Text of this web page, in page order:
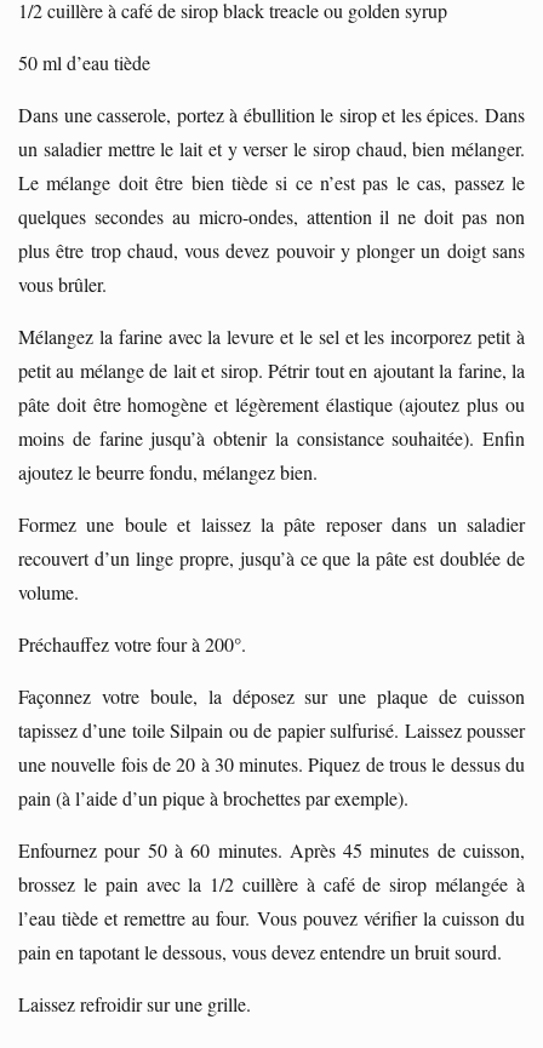
1/2 cuillère à café de sirop black treacle ou golden syrup
50 ml d’eau tiède
Dans une casserole, portez à ébullition le sirop et les épices. Dans
un saladier mettre le lait et y verser le sirop chaud, bien mélanger.
Le mélange doit être bien tiède si ce n’est pas le cas, passez le
quelques secondes au micro-ondes, attention il ne doit pas non
plus être trop chaud, vous devez pouvoir y plonger un doigt sans
vous brûler.
Mélangez la farine avec la levure et le sel et les incorporez petit à
petit au mélange de lait et sirop. Pétrir tout en ajoutant la farine, la
pâte doit être homogène et légèrement élastique (ajoutez plus ou
moins de farine jusqu’à obtenir la consistance souhaitée). Enfin
ajoutez le beurre fondu, mélangez bien.
Formez une boule et laissez la pâte reposer dans un saladier
recouvert d’un linge propre, jusqu’à ce que la pâte est doublée de
volume.
Préchauffez votre four à 200°.
Façonnez votre boule, la déposez sur une plaque de cuisson
tapissez d’une toile Silpain ou de papier sulfurisé. Laissez pousser
une nouvelle fois de 20 à 30 minutes. Piquez de trous le dessus du
pain (à l’aide d’un pique à brochettes par exemple).
Enfournez pour 50 à 60 minutes. Après 45 minutes de cuisson,
brossez le pain avec la 1/2 cuillère à café de sirop mélangée à
l’eau tiède et remettre au four. Vous pouvez vérifier la cuisson du
pain en tapotant le dessous, vous devez entendre un bruit sourd.
Laissez refroidir sur une grille.